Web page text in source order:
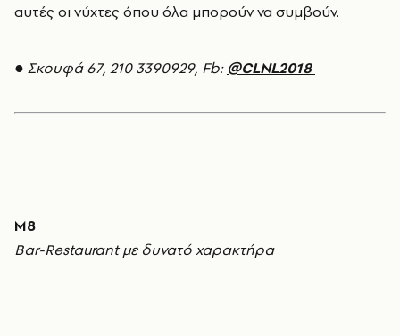
αυτές οι νύχτες όπου όλα μπορούν να συμβούν.
● Σκουφά 67, 210 3390929, Fb: @CLNL2018
M8
Bar-Restaurant με δυνατό χαρακτήρα